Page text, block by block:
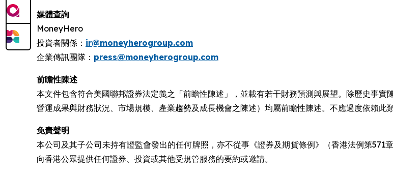
媒體查詢
MoneyHero
投資者關係： ir@moneyherogroup.com
企業傳訊團隊： press@moneyherogroup.com
前瞻性陳述
本文件包含符合美國聯邦證券法定義之「前瞻性陳述」，並載有若干財務預測與展望。除歷史事
營運成果與財務狀況、市場規模、產業趨勢及成長機會之陳述）均屬前瞻性陳述。不應過度依賴此
免責聲明
本公司及其子公司未持有證監會發出的任何牌照，亦不從事《證券及期貨條例》（香港法例第
向香港公眾提供任何證券、投資或其他受規管服務的要約或邀請。